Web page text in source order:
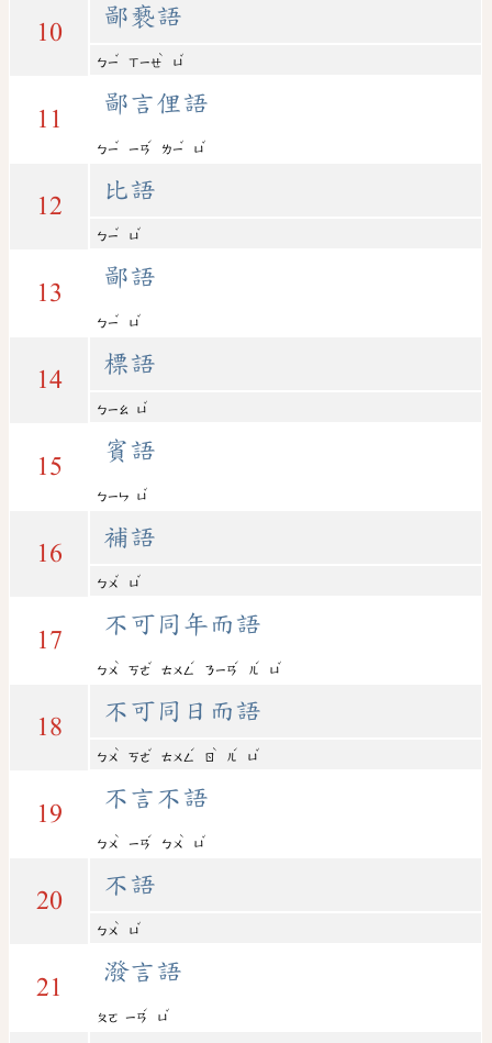
10
鄙褻語
ㄅㄧ
ˇ
ㄒㄧㄝ
ˋ
ㄩ
ˇ
11
鄙言俚語
ㄅㄧ
ˇ
ㄧㄢ
ˊ
ㄌㄧ
ˇ
ㄩ
ˇ
12
比語
ㄅㄧ
ˇ
ㄩ
ˇ
13
鄙語
ㄅㄧ
ˇ
ㄩ
ˇ
14
標語
ㄅㄧㄠ ㄩ
ˇ
15
賓語
ㄅㄧㄣ ㄩ
ˇ
16
補語
ㄅㄨ
ˇ
ㄩ
ˇ
17
不可同年而語
ㄅㄨ
ˋ
ㄎㄜ
ˇ
ㄊㄨㄥ
ˊ
ㄋㄧㄢ
ˊ
ㄦ
ˊ
ㄩ
ˇ
18
不可同日而語
ㄅㄨ
ˋ
ㄎㄜ
ˇ
ㄊㄨㄥ
ˊ
ㄖ
ˋ
ㄦ
ˊ
ㄩ
ˇ
19
不言不語
ㄅㄨ
ˋ
ㄧㄢ
ˊ
ㄅㄨ
ˋ
ㄩ
ˇ
20
不語
ㄅㄨ
ˋ
ㄩ
ˇ
21
潑言語
ㄆㄛ ㄧㄢ
ˊ
ㄩ
ˇ